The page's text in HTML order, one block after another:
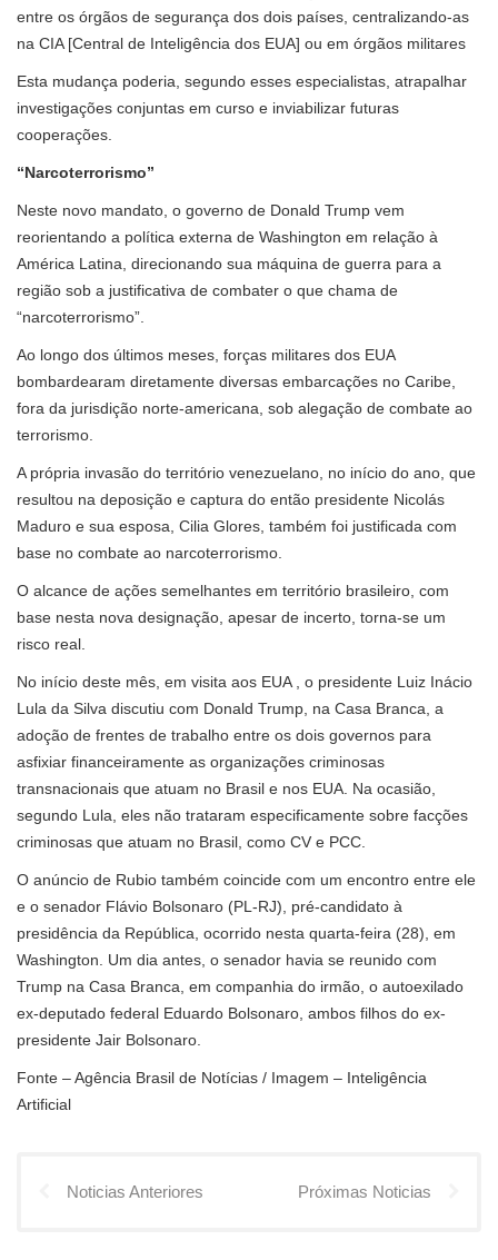
entre os órgãos de segurança dos dois países, centralizando-as
na CIA [Central de Inteligência dos EUA] ou em órgãos militares
Esta mudança poderia, segundo esses especialistas, atrapalhar
investigações conjuntas em curso e inviabilizar futuras
cooperações.
“Narcoterrorismo”
Neste novo mandato, o governo de Donald Trump vem
reorientando a política externa de Washington em relação à
América Latina, direcionando sua máquina de guerra para a
região sob a justificativa de combater o que chama de
“narcoterrorismo”.
Ao longo dos últimos meses, forças militares dos EUA
bombardearam diretamente diversas embarcações no Caribe,
fora da jurisdição norte-americana, sob alegação de combate ao
terrorismo.
A própria invasão do território venezuelano, no início do ano, que
resultou na deposição e captura do então presidente Nicolás
Maduro e sua esposa, Cilia Glores, também foi justificada com
base no combate ao narcoterrorismo.
O alcance de ações semelhantes em território brasileiro, com
base nesta nova designação, apesar de incerto, torna-se um
risco real.
No início deste mês, em visita aos EUA , o presidente Luiz Inácio
Lula da Silva discutiu com Donald Trump, na Casa Branca, a
adoção de frentes de trabalho entre os dois governos para
asfixiar financeiramente as organizações criminosas
transnacionais que atuam no Brasil e nos EUA. Na ocasião,
segundo Lula, eles não trataram especificamente sobre facções
criminosas que atuam no Brasil, como CV e PCC.
O anúncio de Rubio também coincide com um encontro entre ele
e o senador Flávio Bolsonaro (PL-RJ), pré-candidato à
presidência da República, ocorrido nesta quarta-feira (28), em
Washington. Um dia antes, o senador havia se reunido com
Trump na Casa Branca, em companhia do irmão, o autoexilado
ex-deputado federal Eduardo Bolsonaro, ambos filhos do ex-
presidente Jair Bolsonaro.
Fonte – Agência Brasil de Notícias / Imagem – Inteligência
Artificial
Noticias Anteriores Próximas Noticias